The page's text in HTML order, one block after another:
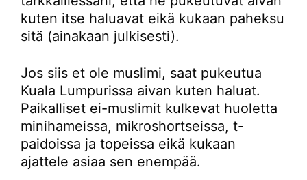
kuten itse haluavat eikä kukaan paheksu
sitä (ainakaan julkisesti).
Jos siis et ole muslimi, saat pukeutua
Kuala Lumpurissa aivan kuten haluat.
Paikalliset ei-muslimit kulkevat huoletta
minihameissa, mikroshortseissa, t-
paidoissa ja topeissa eikä kukaan
ajattele asiaa sen enempää.